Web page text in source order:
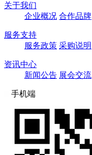
关于我们
企业概况 合作品牌
服务支持
服务政策 采购说明
资讯中心
新闻公告 展会交流
手机端